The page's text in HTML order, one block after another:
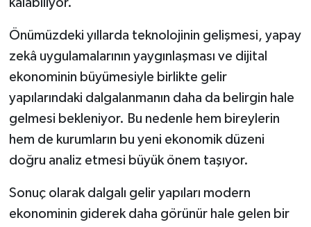
kalabiliyor.
Önümüzdeki yıllarda teknolojinin gelişmesi, yapay
zekâ uygulamalarının yaygınlaşması ve dijital
ekonominin büyümesiyle birlikte gelir
yapılarındaki dalgalanmanın daha da belirgin hale
gelmesi bekleniyor. Bu nedenle hem bireylerin
hem de kurumların bu yeni ekonomik düzeni
doğru analiz etmesi büyük önem taşıyor.
Sonuç olarak dalgalı gelir yapıları modern
ekonominin giderek daha görünür hale gelen bir